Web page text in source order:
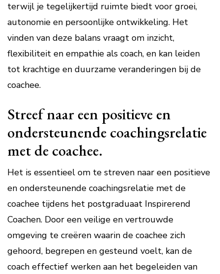
terwijl je tegelijkertijd ruimte biedt voor groei,
autonomie en persoonlijke ontwikkeling. Het
vinden van deze balans vraagt om inzicht,
flexibiliteit en empathie als coach, en kan leiden
tot krachtige en duurzame veranderingen bij de
coachee.
Streef naar een positieve en
ondersteunende coachingsrelatie
met de coachee.
Het is essentieel om te streven naar een positieve
en ondersteunende coachingsrelatie met de
coachee tijdens het postgraduaat Inspirerend
Coachen. Door een veilige en vertrouwde
omgeving te creëren waarin de coachee zich
gehoord, begrepen en gesteund voelt, kan de
coach effectief werken aan het begeleiden van